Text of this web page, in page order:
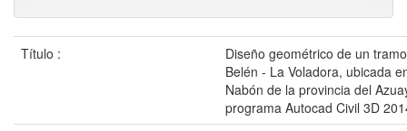
Título :
Diseño geométrico de un
Belén - La Voladora, ubicada
Nabón de la provincia del
programa Autocad Civil 3D